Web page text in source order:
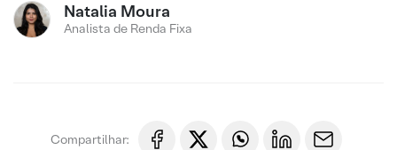
Natalia Moura
Analista de Renda Fixa
Compartilhar: